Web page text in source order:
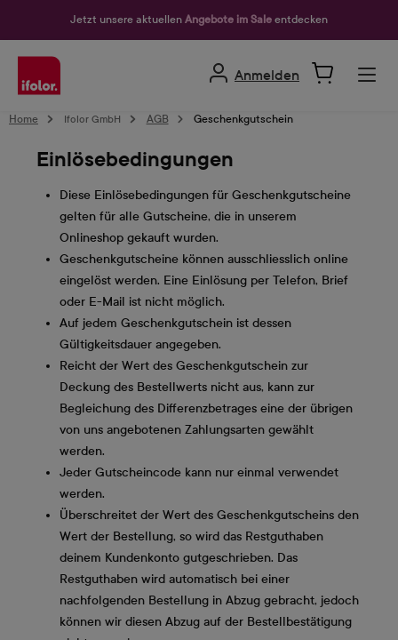
Jetzt unsere aktuellen Angebote im Sale entdecken
Anmelden
Home Ifolor GmbH AGB Geschenkgutschein
Einlösebedingungen
Diese Einlösebedingungen für Geschenkgutscheine
gelten für alle Gutscheine, die in unserem
Onlineshop gekauft wurden.
Geschenkgutscheine können ausschliesslich online
eingelöst werden. Eine Einlösung per Telefon, Brief
oder E-Mail ist nicht möglich.
Auf jedem Geschenkgutschein ist dessen
Gültigkeitsdauer angegeben.
Reicht der Wert des Geschenkgutschein zur
Deckung des Bestellwerts nicht aus, kann zur
Begleichung des Differenzbetrages eine der übrigen
von uns angebotenen Zahlungsarten gewählt
werden.
Jeder Gutscheincode kann nur einmal verwendet
werden.
Überschreitet der Wert des Geschenkgutscheins den
Wert der Bestellung, so wird das Restguthaben
deinem Kundenkonto gutgeschrieben. Das
Restguthaben wird automatisch bei einer
nachfolgenden Bestellung in Abzug gebracht, jedoch
können wir diesen Abzug auf der Bestellbestätigung